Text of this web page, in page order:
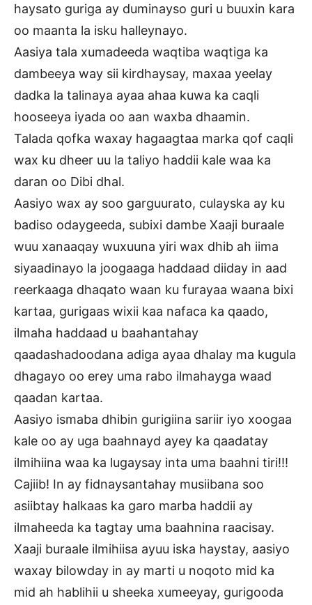
haysato guriga ay duminayso guri u buuxin kara
oo maanta la isku halleynayo.
Aasiya tala xumadeeda waqtiba waqtiga ka
dambeeya way sii kirdhaysay, maxaa yeelay
dadka la talinaya ayaa ahaa kuwa ka caqli
hooseeya iyada oo aan waxba dhaamin.
Talada qofka waxay hagaagtaa marka qof caqli
wax ku dheer uu la taliyo haddii kale waa ka
daran oo Dibi dhal.
Aasiyo wax ay soo garguurato, culayska ay ku
badiso odaygeeda, subixi dambe Xaaji buraale
wuu xanaaqay wuxuuna yiri wax dhib ah iima
siyaadinayo la joogaaga haddaad diiday in aad
reerkaaga dhaqato waan ku furayaa waana bixi
kartaa, gurigaas wixii kaa nafaca ka qaado,
ilmaha haddaad u baahantahay
qaadashadoodana adiga ayaa dhalay ma kugula
dhagayo oo erey uma rabo ilmahayga waad
qaadan kartaa.
Aasiyo ismaba dhibin gurigiina sariir iyo xoogaa
kale oo ay uga baahnayd ayey ka qaadatay
ilmihiina waa ka lugaysay inta uma baahni tiri!!!
Cajiib! In ay fidnaysantahay musiibana soo
asiibtay halkaas ka garo marba haddii ay
ilmaheeda ka tagtay uma baahnina raacisay.
Xaaji buraale ilmihiisa ayuu iska haystay, aasiyo
waxay bilowday in ay marti u noqoto mid ka
mid ah hablihii u sheeka xumeeyay, gurigooda